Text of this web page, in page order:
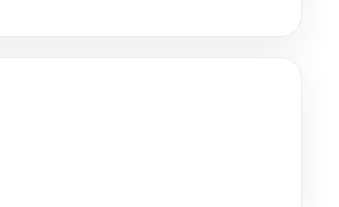
пленкой
телефона Asus ZenFone Live